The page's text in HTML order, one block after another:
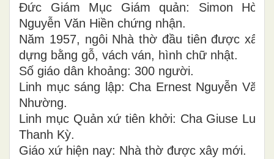
Đức Giám Mục Giám quản: Simon Hòa
Nguyễn Văn Hiền chứng nhận.
Năm 1957, ngôi Nhà thờ đầu tiên được xây
dựng bằng gỗ, vách ván, hình chữ nhật.
Số giáo dân khoảng: 300 người.
Linh mục sáng lập: Cha Ernest Nguyễn Văn
Nhường.
Linh mục Quản xứ tiên khởi: Cha Giuse Lưu
Thanh Kỳ.
Giáo xứ hiện nay: Nhà thờ được xây mới.